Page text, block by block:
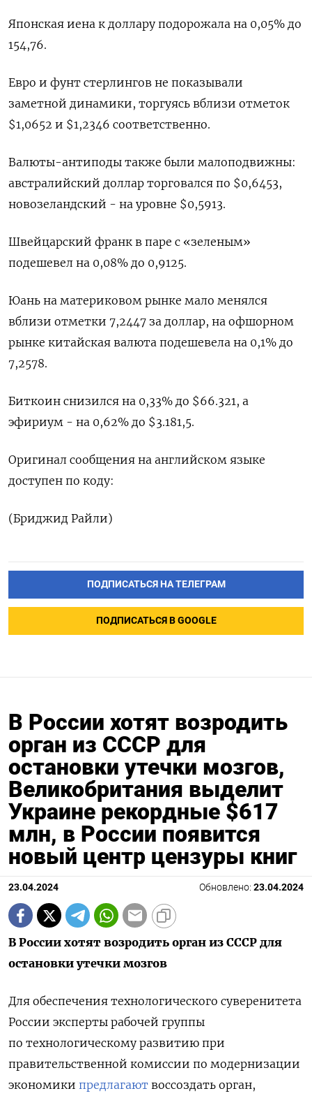
Японская иена к доллару подорожала на 0,05%​ до
154,76.
Евро и фунт стерлингов не показывали
заметной динамики, торгуясь вблизи отметок
$1,0652 и $1,2346 соответственно.
Валюты-антиподы также были малоподвижны:
австралийский доллар торговался по $0,6453​,
новозеландский - на уровне $0,5913​.
Швейцарский франк в паре с «зеленым»
подешевел на 0,08% до 0,9125​.
Юань на материковом рынке мало менялся
вблизи отметки 7,2447​ за доллар, на офшорном
рынке китайская валюта подешевела на 0,1% до
7,2578.
Биткоин снизился на 0,33% до $66.321, а
эфириум - на 0,62% до $3.181,5.
Оригинал сообщения на английском языке
доступен по коду:
(Бриджид Райли)
ПОДПИСАТЬСЯ НА ТЕЛЕГРАМ
ПОДПИСАТЬСЯ В GOOGLE
В России хотят возродить
орган из СССР для
остановки утечки мозгов,
Великобритания выделит
Украине рекордные $617
млн, в России появится
новый центр цензуры книг
23.04.2024 Обновлено: 23.04.2024
В России хотят возродить орган из СССР для
остановки утечки мозгов
Для обеспечения технологического суверенитета
России эксперты рабочей группы
по технологическому развитию при
правительственной комиссии по модернизации
экономики предлагают воссоздать орган,